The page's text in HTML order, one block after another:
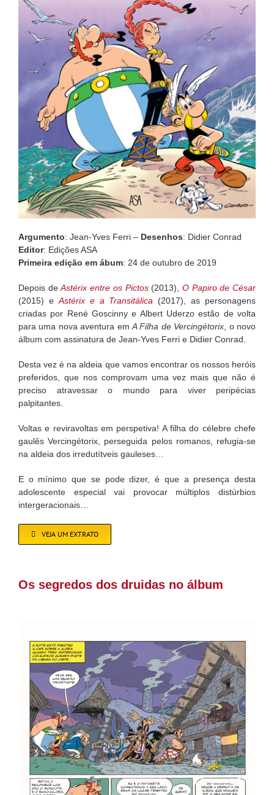
Argumento: Jean-Yves Ferri – Desenhos: Didier Conrad
Editor: Edições ASA
Primeira edição em ábum: 24 de outubro de 2019
Depois deAstérix entre os Pictos(2013), O Papiro de César
(2015) e Astérix e a Transitálica (2017), as personagens
criadas por René Goscinny e Albert Uderzo estão de volta
para uma nova aventura em A Filha de Vercingétorix , o novo
álbum com assinatura de Jean-Yves Ferri e Didier Conrad.
Desta vez é na aldeia que vamos encontrar os nossos heróis
preferidos, que nos comprovam uma vez mais que não é
preciso atravessar o mundo para viver peripécias
palpitantes.
Voltas e reviravoltas em perspetiva! A filha do célebre chefe
gaulês Vercingétorix, perseguida pelos romanos, refugia-se
na aldeia dos irredutítveis gauleses…
E o mínimo que se pode dizer, é que a presença desta
adolescente especial vai provocar múltiplos distúrbios
intergeracionais…
VEJA UM EXTRATO
Os segredos dos druidas no álbum